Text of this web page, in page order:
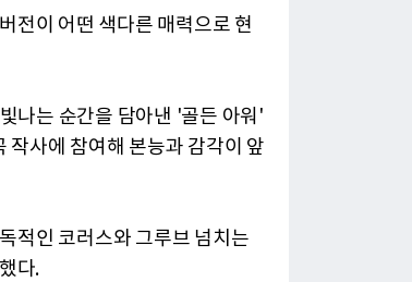
전이 어떤 색다른 매력으로 현
나는 순간을 담아낸 '골든 아워'
작사에 참여해 본능과 감각이 앞
적인 코러스와 그루브 넘치는
다.